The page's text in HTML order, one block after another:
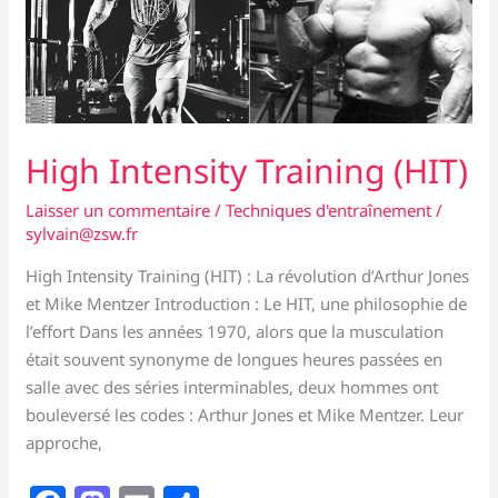
High Intensity Training (HIT)
Laisser un commentaire /Techniques d'entraînement /
sylvain@zsw.fr
High Intensity Training (HIT) : La révolution d’Arthur Jones
et Mike Mentzer Introduction : Le HIT, une philosophie de
l’effort Dans les années 1970, alors que la musculation
était souvent synonyme de longues heures passées en
salle avec des séries interminables, deux hommes ont
bouleversé les codes : Arthur Jones et Mike Mentzer. Leur
approche,